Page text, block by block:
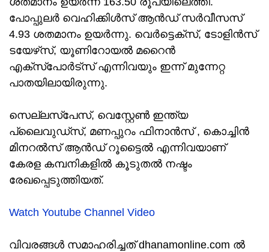
പോപ്പുലര്‍ വെഹിക്കിള്‍സ് ആന്‍ഡ് സര്‍വീസസ്
4.93 ശതമാനം ഉയര്‍ന്നു. വെര്‍ട്ടെക്‌സ്, ടോളിന്‍സ്
ടയേഴ്‌സ്, യൂണിറോയല്‍ മറൈന്‍
എക്‌സ്‌പോര്‍ട്‌സ് എന്നിവയും ഇന്ന് മുന്നേറ്റ
പാതയിലായിരുന്നു.
സെല്ലസ്‌പേസ്, വെസ്റ്റേണ്‍ ഇന്ത്യ
പ്ലൈവുഡ്‌സ്, മണപ്പുറം ഫിനാന്‍സ് , കൊച്ചിന്‍
മിനറല്‍സ് ആന്‍ഡ് റൂട്ടൈല്‍ എന്നിവയാണ്
കേരള കമ്പനികളില്‍ കൂടുതല്‍ നഷ്ടം
രേഖപ്പെടുത്തിയത്.
Watch Youtube Channel Video
വിവരങ്ങൾ സമാഹരിച്ചത് dhanamonline.com ൽ